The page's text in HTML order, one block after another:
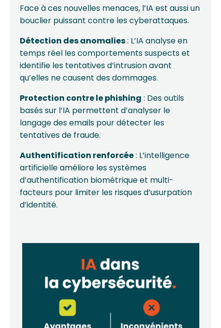
Face à ces nouvelles menaces, l’IA est aussi un
bouclier puissant contre les cyberattaques.
Détection des anomalies: L’IA analyse en
temps réel les comportements suspects et
identifie les tentatives d’intrusion avant
qu’elles ne causent des dommages.
Protection contre le phishing : Des outils
basés sur l’IA permettent d’analyser le
langage des emails pour détecter les
tentatives de fraude.
Authentification renforcée: L’intelligence
artificielle améliore les systèmes
d’authentification biométrique et multi-
facteurs pour limiter les risques d’usurpation
d’identité.